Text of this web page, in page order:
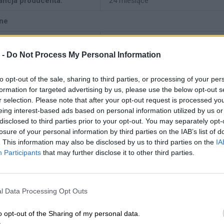
- Do Not Process My Personal Information
opt-out of the sale, sharing to third parties, or processing of your
for targeted advertising by us, please use the below opt-out
selection. Please note that after your opt-out request is processed
interest-based ads based on personal information utilized by us
to third parties prior to your opt-out. You may separately
of your personal information by third parties on the IAB’s list of
This information may also be disclosed by us to third parties on the
Participants that may further disclose it to other third parties.
Data Processing Opt Outs
opt-out of the Sharing of my personal data.
obudowy: 3,5"
SAS 12Gb/s
transmisji
1.2 GBps (zewnętrzna)
i łączność
1 x SAS 12 Gb/s